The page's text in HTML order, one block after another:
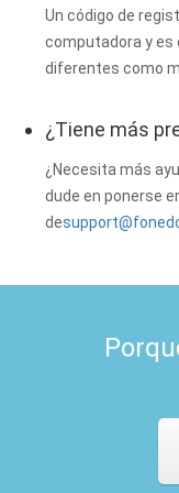
Un código de
computadora y es
diferentes como
¿Tiene más
¿Necesita más
dude en ponerse
de